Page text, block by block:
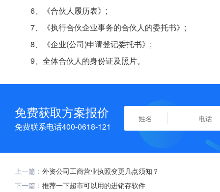
6、《合伙人履历表》;
7、《执行合伙企业事务的合伙人的委托书》;
8、《企业(公司)申请登记委托书》;
9、全体合伙人的身份证及照片。
免费获取方案报价
免费联系电话400-0618-121
上一篇： 外资公司工商营业执照变更几点须知？
下一篇： 推荐一下超市可以用的进销存软件